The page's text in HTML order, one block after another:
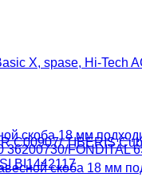
скоба 18 мм
36200730/FONDITAL
BI1442117